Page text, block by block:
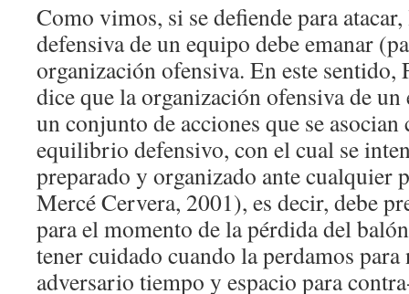
Como vimos, si se defiende para
defensiva de un equipo debe emanar
organización ofensiva. En este sentido,
dice que la organización ofensiva de
un conjunto de acciones que se
equilibrio defensivo, con el cual se
preparado y organizado ante cualquier
Mercé Cervera, 2001), es decir, debe
para el momento de la pérdida del
tener cuidado cuando la perdamos
adversario tiempo y espacio para